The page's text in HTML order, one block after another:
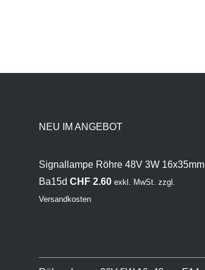
NEU IM ANGEBOT
Signallampe Röhre 48V 3W 16x35mm
Ba15d CHF2.60 exkl. MwSt. zzgl.
Versandkosten